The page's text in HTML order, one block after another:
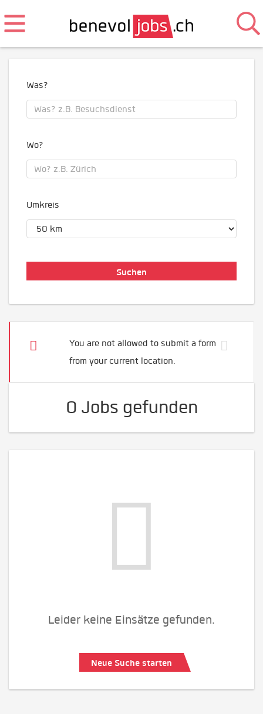
Was?
Wo?
Umkreis
You are not allowed to submit a form
from your current location.
0 Jobs gefunden
Leider keine Einsätze gefunden.
Neue Suche starten